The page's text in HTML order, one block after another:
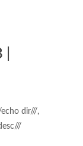
dir///,